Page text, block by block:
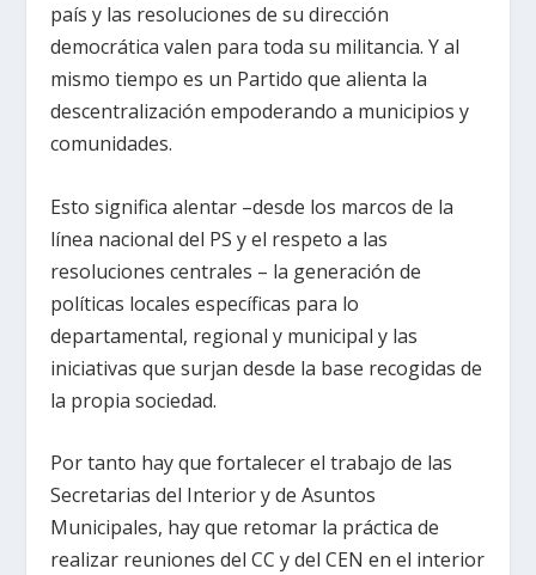
país y las resoluciones de su dirección
democrática valen para toda su militancia. Y al
mismo tiempo es un Partido que alienta la
descentralización empoderando a municipios y
comunidades.
Esto significa alentar –desde los marcos de la
línea nacional del PS y el respeto a las
resoluciones centrales – la generación de
políticas locales específicas para lo
departamental, regional y municipal y las
iniciativas que surjan desde la base recogidas de
la propia sociedad.
Por tanto hay que fortalecer el trabajo de las
Secretarias del Interior y de Asuntos
Municipales, hay que retomar la práctica de
realizar reuniones del CC y del CEN en el interior